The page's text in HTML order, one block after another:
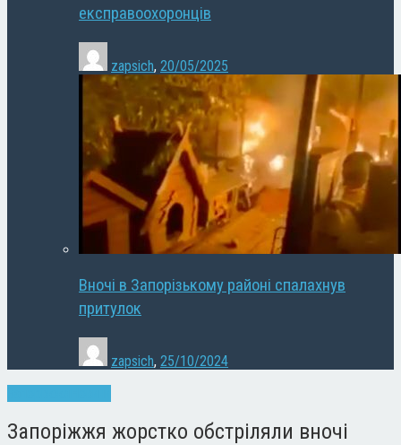
експравоохоронців
zapsich, 20/05/2025
Вночі в Запорізькому районі спалахнув
притулок
zapsich, 25/10/2024
Запоріжжя жорстко обстріляли вночі